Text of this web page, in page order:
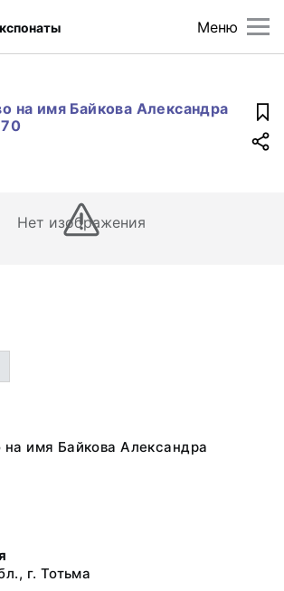
Меню
на имя Байкова Александра
Нет изображения
на имя Байкова Александра
г. Тотьма